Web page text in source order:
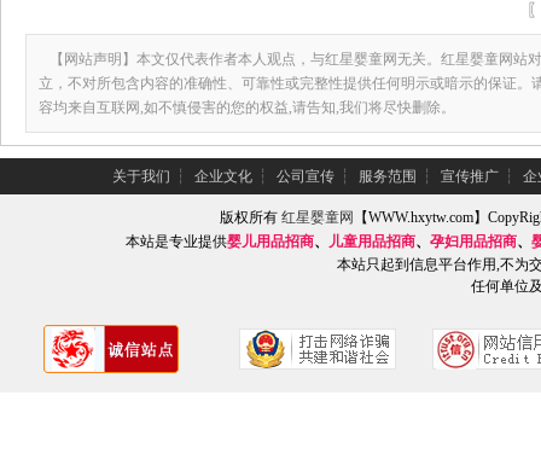
【网站声明】本文仅代表作者本人观点，与红星婴童网无关。红星婴童网站
立，不对所包含内容的准确性、可靠性或完整性提供任何明示或暗示的保证。
容均来自互联网,如不慎侵害的您的权益,请告知,我们将尽快删除。
关于我们 ┆ 企业文化 ┆ 公司宣传 ┆ 服务范围 ┆ 宣传推广 ┆ 企
版权所有红星婴童网
【WWW.hxytw.com】
本站是专业提供婴儿用品招商、 儿童用品招商、 孕妇用品招商、
本站只起到信息平台作用,不为
任何单位